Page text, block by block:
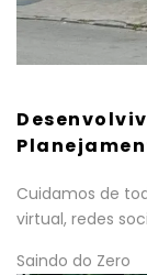
Cuidamos de
virtual, redes
Saindo do Zero